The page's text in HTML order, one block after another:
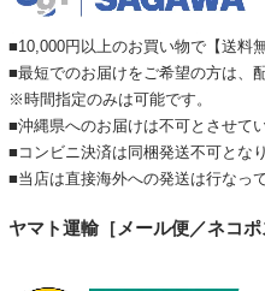
■10,000円以上のお買い物で【送料
■最短でのお届けをご希望の方は、
※時間指定のみは可能です。
■沖縄県へのお届けは不可とさせて
■コンビニ決済は同梱発送不可となり
■当店は直接海外への発送は行なっ
ヤマト運輸［メール便／ネコ